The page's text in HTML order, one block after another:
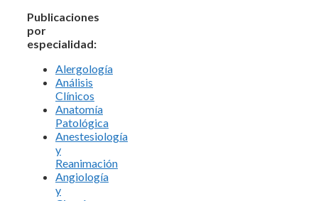
Publicaciones
por
especialidad:
Alergología
Análisis
Clínicos
Anatomía
Patológica
Anestesiología
y
Reanimación
Angiología
y